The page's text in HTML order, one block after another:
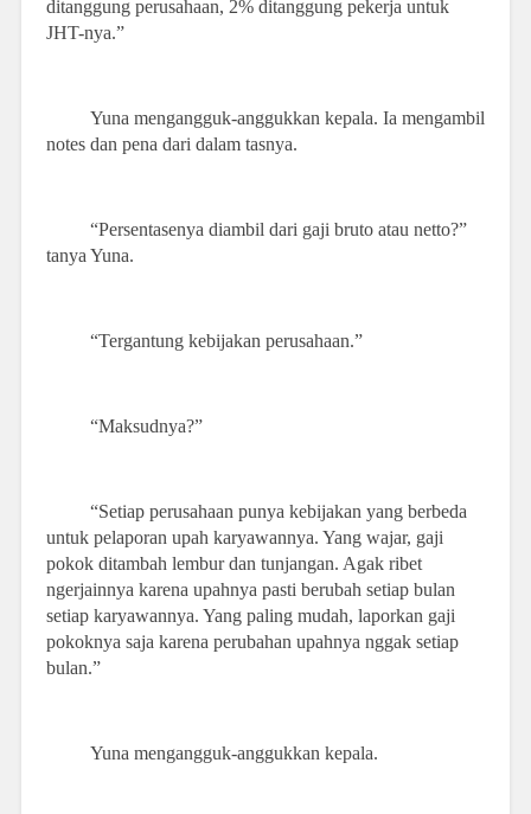
ditanggung perusahaan, 2% ditanggung pekerja untuk
JHT-nya.”
Yuna mengangguk-anggukkan kepala. Ia mengambil
notes dan pena dari dalam tasnya.
“Persentasenya diambil dari gaji bruto atau netto?”
tanya Yuna.
“Tergantung kebijakan perusahaan.”
“Maksudnya?”
“Setiap perusahaan punya kebijakan yang berbeda
untuk pelaporan upah karyawannya. Yang wajar, gaji
pokok ditambah lembur dan tunjangan. Agak ribet
ngerjainnya karena upahnya pasti berubah setiap bulan
setiap karyawannya. Yang paling mudah, laporkan gaji
pokoknya saja karena perubahan upahnya nggak setiap
bulan.”
Yuna mengangguk-anggukkan kepala.